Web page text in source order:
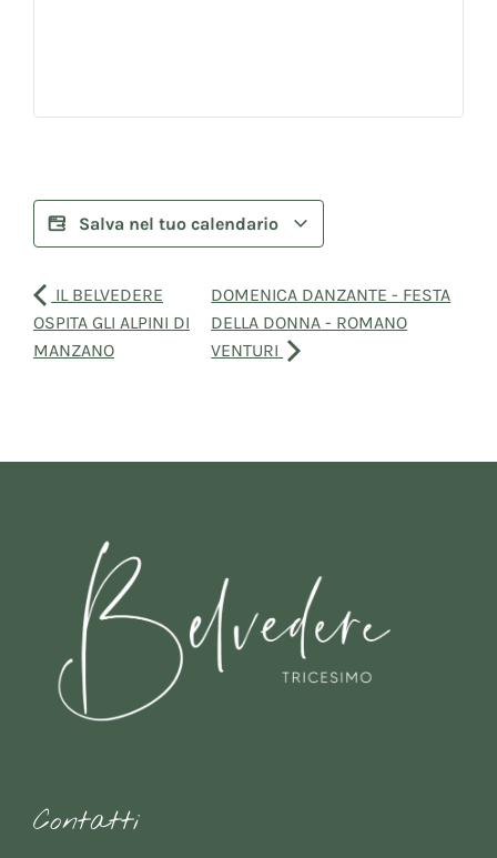
Salva nel tuo calendario
IL BELVEDERE
OSPITA GLI ALPINI DI
MANZANO
DOMENICA DANZANTE - FESTA
DELLA DONNA - ROMANO
VENTURI
Contatti